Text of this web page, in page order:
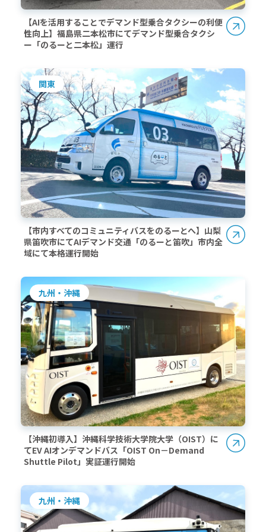
【AIを活用することでデマンド型乗合タクシーの利便
性向上】福島県二本松市にてデマンド型乗合タクシ
ー「のるーと二本松」運行
関東
【市内すべてのコミュニティバスをのるーとへ】山梨
県笛吹市にてAIデマンド交通「のるーと笛吹」市内全
域にて本格運行開始
九州・沖縄
【沖縄初導入】沖縄科学技術大学院大学（OIST）に
てEV AIオンデマンドバス「OIST On－Demand
Shuttle Pilot」実証運行開始
九州・沖縄